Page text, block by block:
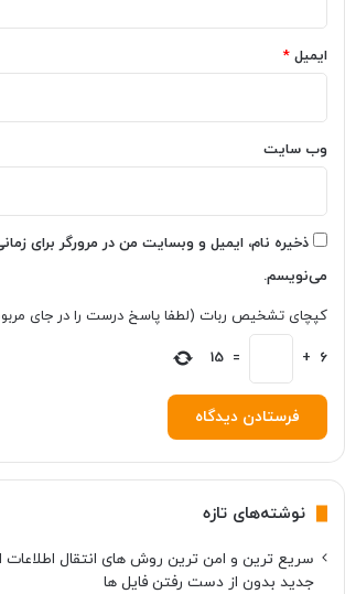
م
ی‌
ک
د
ی
ک
ف
ه
ا
ی
و
د
ا
ی
!
ایمیل *
وب‌ سایت
ذخیره نام، ایمیل و وبسایت من در مرورگر برای
می‌نویسم.
کپچای تشخیص ربات (لطفا پاسخ درست را در جای
6
+
=
15
نوشته‌های تازه
سریع ترین و امن ترین روش های انتقال
جدید بدون از دست رفتن فایل ها